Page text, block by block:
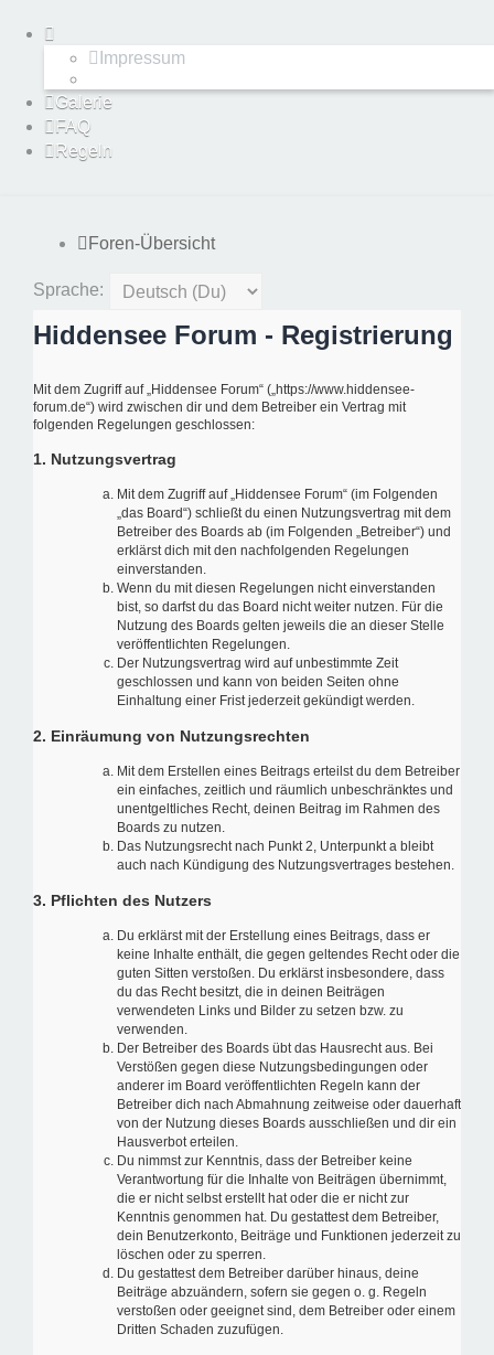
Impressum
Galerie
FAQ
Regeln
Foren-Übersicht
Sprache:
Hiddensee Forum - Registrierung
Mit dem Zugriff auf „Hiddensee Forum“ („https://www.hiddensee-
forum.de“) wird zwischen dir und dem Betreiber ein Vertrag mit
folgenden Regelungen geschlossen:
1. Nutzungsvertrag
Mit dem Zugriff auf „Hiddensee Forum“ (im Folgenden
„das Board“) schließt du einen Nutzungsvertrag mit dem
Betreiber des Boards ab (im Folgenden „Betreiber“) und
erklärst dich mit den nachfolgenden Regelungen
einverstanden.
Wenn du mit diesen Regelungen nicht einverstanden
bist, so darfst du das Board nicht weiter nutzen. Für die
Nutzung des Boards gelten jeweils die an dieser Stelle
veröffentlichten Regelungen.
Der Nutzungsvertrag wird auf unbestimmte Zeit
geschlossen und kann von beiden Seiten ohne
Einhaltung einer Frist jederzeit gekündigt werden.
2. Einräumung von Nutzungsrechten
Mit dem Erstellen eines Beitrags erteilst du dem Betreiber
ein einfaches, zeitlich und räumlich unbeschränktes und
unentgeltliches Recht, deinen Beitrag im Rahmen des
Boards zu nutzen.
Das Nutzungsrecht nach Punkt 2, Unterpunkt a bleibt
auch nach Kündigung des Nutzungsvertrages bestehen.
3. Pflichten des Nutzers
Du erklärst mit der Erstellung eines Beitrags, dass er
keine Inhalte enthält, die gegen geltendes Recht oder die
guten Sitten verstoßen. Du erklärst insbesondere, dass
du das Recht besitzt, die in deinen Beiträgen
verwendeten Links und Bilder zu setzen bzw. zu
verwenden.
Der Betreiber des Boards übt das Hausrecht aus. Bei
Verstößen gegen diese Nutzungsbedingungen oder
anderer im Board veröffentlichten Regeln kann der
Betreiber dich nach Abmahnung zeitweise oder dauerhaft
von der Nutzung dieses Boards ausschließen und dir ein
Hausverbot erteilen.
Du nimmst zur Kenntnis, dass der Betreiber keine
Verantwortung für die Inhalte von Beiträgen übernimmt,
die er nicht selbst erstellt hat oder die er nicht zur
Kenntnis genommen hat. Du gestattest dem Betreiber,
dein Benutzerkonto, Beiträge und Funktionen jederzeit zu
löschen oder zu sperren.
Du gestattest dem Betreiber darüber hinaus, deine
Beiträge abzuändern, sofern sie gegen o. g. Regeln
verstoßen oder geeignet sind, dem Betreiber oder einem
Dritten Schaden zuzufügen.